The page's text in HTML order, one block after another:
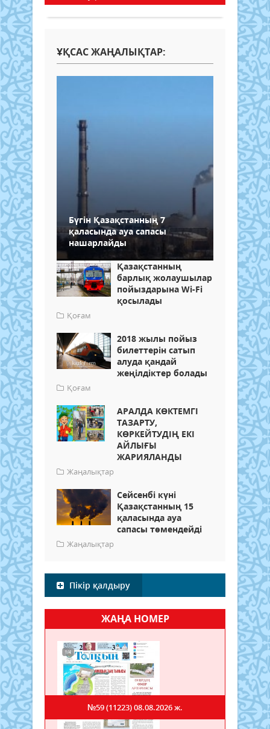
ҰҚСАС ЖАҢАЛЫҚТАР:
Бүгін Қазақстанның 7
қаласында ауа сапасы
нашарлайды
Қазақстанның
барлық жолаушылар
пойыздарына Wi-Fi
қосылады
Қоғам
2018 жылы пойыз
билеттерін сатып
алуда қандай
жеңілдіктер болады
Қоғам
АРАЛДА КӨКТЕМГІ
ТАЗАРТУ,
КӨРКЕЙТУДІҢ ЕКІ
АЙЛЫҒЫ
ЖАРИЯЛАНДЫ
Жаңалықтар
Сейсенбі күні
Қазақстанның 15
қаласында ауа
сапасы төмендейді
Жаңалықтар
Пікір қалдыру
ЖАҢА НОМЕР
№59 (11223)08.08.2026 ж.